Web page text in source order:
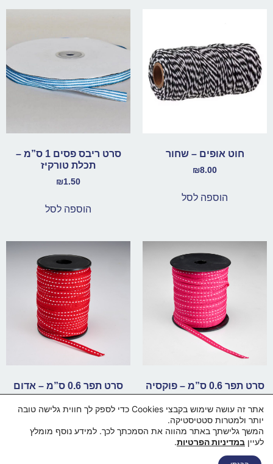
חוט אופים – שחור
₪8.00
הוספה לסל
סרט ריבס פסים 1 ס”מ –
תכלת טורקיז
₪1.50
הוספה לסל
סרט תפר 0.6 ס”מ – פוקסיה
הוספה לסל
סרט תפר 0.6 ס”מ – אדום
הוספה לסל
דף הבית
אתר זה עושה שימוש בקבצי Cookies כדי לספק לך חווית גלישה טובה
יותר ולמטרות סטטיסטיקה.
המשך גלישתך באתר מהווה את הסמכתך לכך. למידע נוסף מומלץ
לעיין במדיניות הפרטיות.